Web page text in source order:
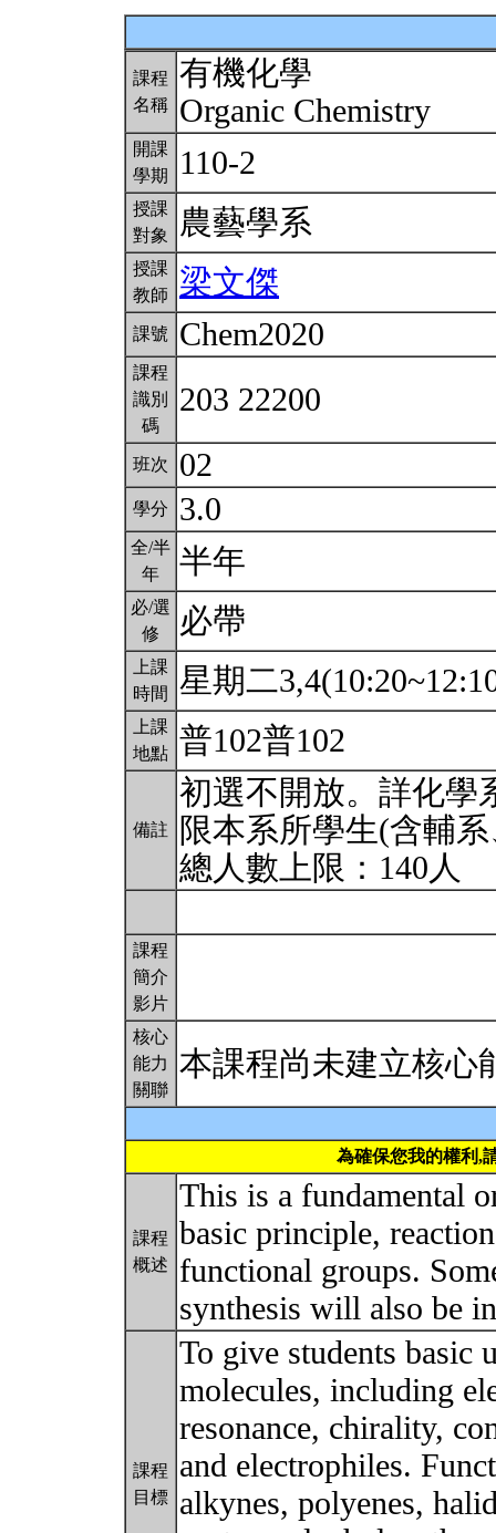
課程
名稱
有機化學
Organic Chemistry
開課
學期
110-2
授課
對象
農藝學系
授課
教師
梁文傑
課號 Chem2020
課程
識別
碼
203 22200
班次 02
學分 3.0
全/半
年
半年
必/選
修
必帶
上課
時間
星期二
上課
地點 普102普102
備註
初選不開放。詳化學
限本系所學生(含輔
總人數上限：140人
課程
簡介
影片
核心
能力
關聯
本課程尚未建立核心
為確保您我的權利,
課程
概述
This is a fundamental
basic principle,
functional groups.
synthesis will also be
課程
目標
To give students basic
molecules, including
resonance, chirality,
and electrophiles.
alkynes, polyenes,